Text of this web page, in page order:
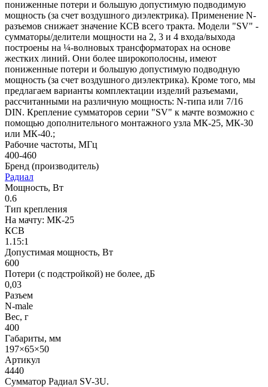
пониженные потери и большую допустимую подводимую
мощность (за счет воздушного диэлектрика). Применение N-
разъемов снижает значение КСВ всего тракта. Модели "SV" -
сумматоры/делители мощности на 2, 3 и 4 входа/выхода
построены на ¼-волновых трансформаторах на основе
жестких линий. Они более широкополосны, имеют
пониженные потери и большую допустимую подводную
мощность (за счет воздушного диэлектрика). Кроме того, мы
предлагаем варианты комплектации изделий разъемами,
рассчитанными на различную мощность: N-типа или 7/16
DIN. Крепление сумматоров серии "SV" к мачте возможно с
помощью дополнительного монтажного узла МК-25, МК-30
или МК-40.;
Рабочие частоты, МГц
400-460
Бренд (производитель)
Радиал
Мощность, Вт
0.6
Тип крепления
На мачту: МК-25
КСВ
1.15:1
Допустимая мощность, Вт
600
Потери (с подстройкой) не более, дБ
0,03
Разъем
N-male
Вес, г
400
Габариты, мм
197×65×50
Артикул
4440
Сумматор Радиал SV-3U.